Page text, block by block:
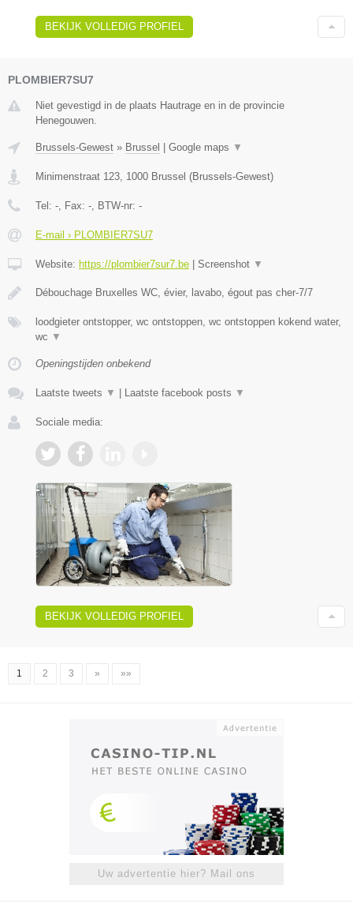
BEKIJK VOLLEDIG PROFIEL
PLOMBIER7SU7
Niet gevestigd in de plaats Hautrage en in de provincie
Henegouwen.
Brussels-Gewest » Brussel Google maps ▼
Minimenstraat 123 1000 Brussel (Brussels-Gewest)
Tel: - , Fax: - , BTW-nr: -
E-mail › PLOMBIER7SU7
Website: https://plombier7sur7.be Screenshot ▼
Débouchage Bruxelles WC, évier, lavabo, égout pas cher-7/7
loodgieter ontstopper, wc ontstoppen, wc ontstoppen kokend water,
wc ▼
Openingstijden onbekend
Laatste tweets ▼ Laatste facebook posts ▼
Sociale media:
BEKIJK VOLLEDIG PROFIEL
1 2 3 » »»
Uw advertentie hier? Mail ons